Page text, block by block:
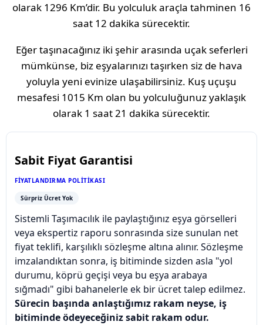
olarak 1296 Km’dir. Bu yolculuk araçla tahminen 16
saat 12 dakika sürecektir.
Eğer taşınacağınız iki şehir arasında uçak seferleri
mümkünse, biz eşyalarınızı taşırken siz de hava
yoluyla yeni evinize ulaşabilirsiniz. Kuş uçuşu
mesafesi 1015 Km olan bu yolculuğunuz yaklaşık
olarak 1 saat 21 dakika sürecektir.
Sabit Fiyat Garantisi
FIYATLANDIRMA POLITIKASI
Sürpriz Ücret Yok
Sistemli Taşımacılık ile paylaştığınız eşya görselleri
veya ekspertiz raporu sonrasında size sunulan net
fiyat teklifi, karşılıklı sözleşme altına alınır. Sözleşme
imzalandıktan sonra, iş bitiminde sizden asla "yol
durumu, köprü geçişi veya bu eşya arabaya
sığmadı" gibi bahanelerle ek bir ücret talep edilmez.
Sürecin başında anlaştığımız rakam neyse, iş
bitiminde ödeyeceğiniz sabit rakam odur.